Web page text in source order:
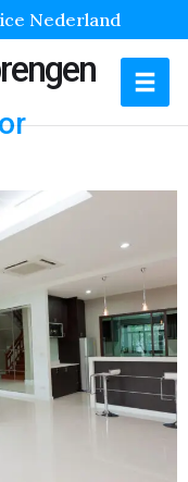
Nederland